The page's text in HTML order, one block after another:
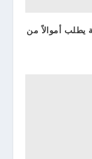
يطلب أموالاً من